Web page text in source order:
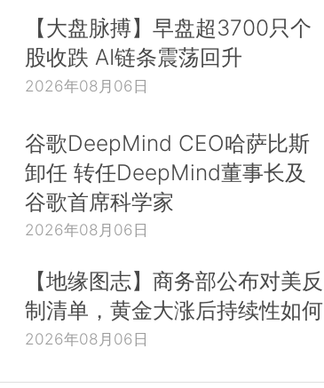
【大盘脉搏】早盘超3700只个
股收跌 AI链条震荡回升
2026年08月06日
谷歌DeepMind CEO哈萨比斯
卸任 转任DeepMind董事长及
谷歌首席科学家
2026年08月06日
【地缘图志】商务部公布对美反
制清单，黄金大涨后持续性如何
2026年08月06日